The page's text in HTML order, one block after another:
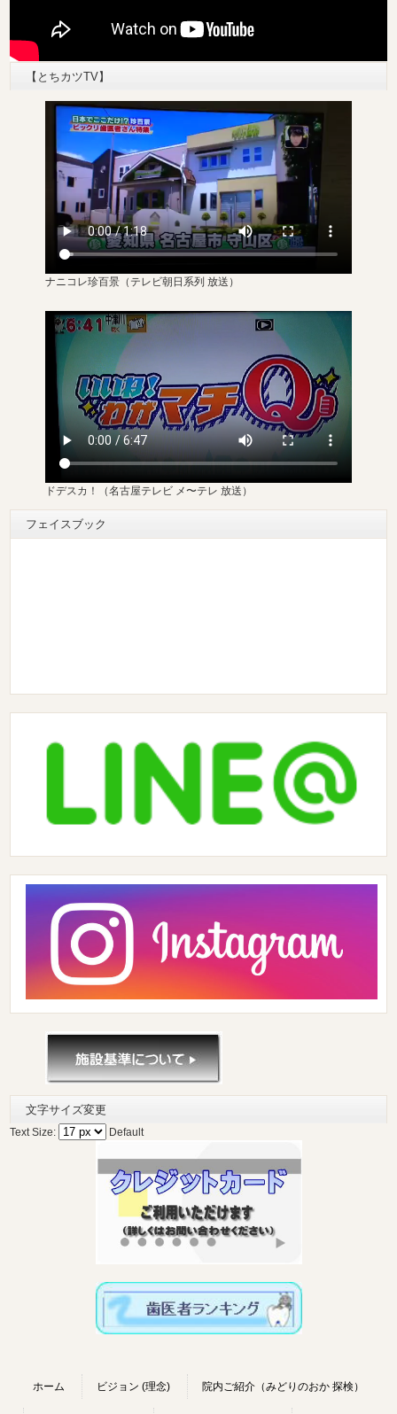
【とちカツTV】
ナニコレ珍百景 （テレビ朝日系列 放送）
ドデスカ！（名古屋テレビ メ〜テレ 放送）
フェイスブック
文字サイズ変更
Text Size: Default
ホーム ビジョン (理念) 院内ご紹介（みどりのおか 探検）